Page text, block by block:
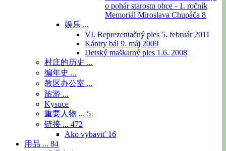
o pohár starostu obce - 1. ročník
Memoriál Miroslava Chupáča 8
娱乐 ...
VI. Reprezentačný ples 5. február 2011
Kántry bál 9. máj 2009
Detský maškarný ples 1.6. 2008
村庄的历史 ...
编年史 ...
教区办公室 ...
旅游 ...
Kysuce
重要人物 ... 5
链接 ... 472
Ako vybaviť 16
用品 ... 84